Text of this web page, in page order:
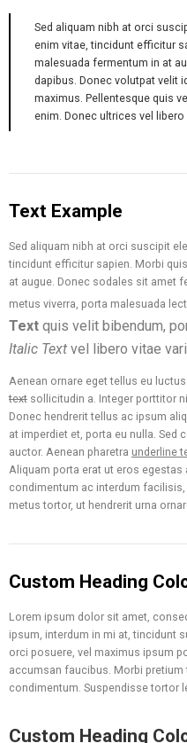
Sed aliquam nibh at orci
enim vitae, tincidunt efficitur
malesuada fermentum in at
dapibus. Donec volutpat velit
maximus. Pellentesque quis
enim. Donec ultrices vel libero
Text Example
Sed aliquam nibh at orci suscipit
tincidunt efficitur sapien. Morbi
at augue. Donec sodales sit amet
metus viverra, porta malesuada
Text quis velit bibendum,
Italic Text vel libero vitae
Aenean ornare eget tellus eu
text sollicitudin a. Integer porttitor
Donec hendrerit tellus ac ipsum
at imperdiet et, porta eu nulla. Sed
auctor. Aenean pharetra underline
Aliquam porta erat ut eros egestas
condimentum ac interdum
metus tortor, ut hendrerit urna
Custom Heading
Lorem ipsum dolor sit amet,
ipsum, interdum in mi at, tincidunt
orci posuere, vel maximus ipsum
accumsan faucibus. Morbi
condimentum. Suspendisse tortor
Custom Heading